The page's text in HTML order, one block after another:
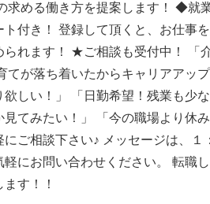
求める働き方を提案します！ ◆就
ト付き！ 登録して頂くと、お仕事
られます！ ★ご相談も受付中！ 「
てが落ち着いたからキャリアアッ
欲しい！」 「日勤希望！残業も少
見てみたい！」 「今の職場より休
にご相談下さい♪ メッセージは、１
軽にお問い合わせください。 転職
す！！